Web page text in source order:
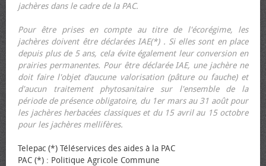
jachères dans le cadre de la PAC.
Pour être prises en compte au titre de l'écorégime, les
jachères doivent être déclarées IAE(*) . Si elles sont en place
depuis plus de 5 ans, cela évite également leur conversion en
prairies permanentes. Pour être déclarée IAE, une jachère ne
doit faire l'objet d’aucune valorisation (pâture ou fauche) et
d'aucun traitement phytosanitaire sur l'ensemble de la
période de présence obligatoire, du 1er mars au 31 août pour
les jachères herbacées classiques et du 15 avril au 15 octobre
pour les jachères mellifères.
Telepac (*) Téléservices des aides à la PAC
PAC (*) : Politique Agricole Commune